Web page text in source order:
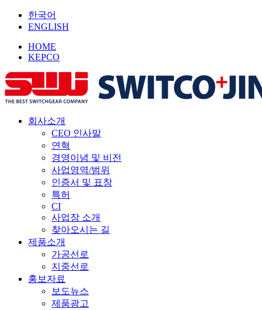
한국어
ENGLISH
HOME
KEPCO
회사소개
CEO 인사말
연혁
경영이념 및 비전
사업영역/범위
인증서 및 표창
특허
CI
사업장 소개
찾아오시는 길
제품소개
가공선로
지중선로
홍보자료
보도뉴스
제품광고